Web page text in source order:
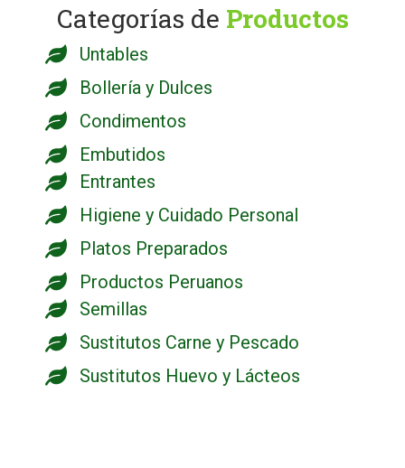
Categorías de Productos
Untables
Bollería y Dulces
Condimentos
Embutidos
Entrantes
Higiene y Cuidado Personal
Platos Preparados
Productos Peruanos
Semillas
Sustitutos Carne y Pescado
Sustitutos Huevo y Lácteos